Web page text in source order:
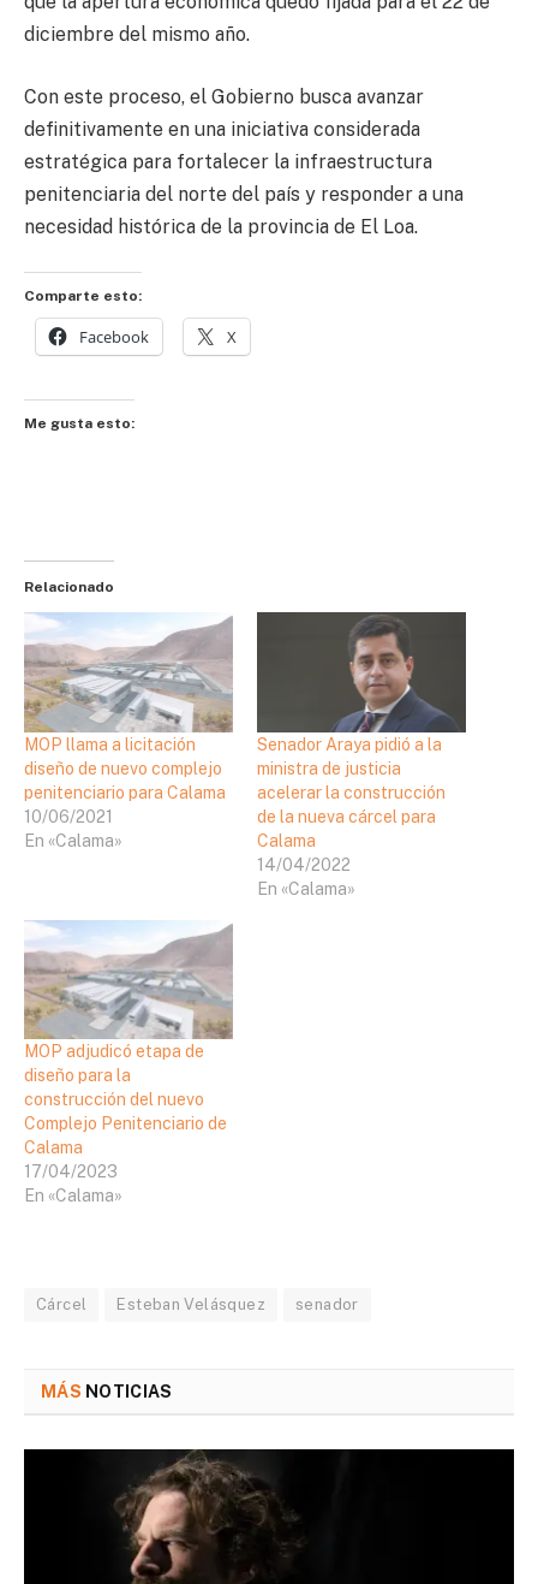
diciembre del mismo año.
Con este proceso, el Gobierno busca avanzar
definitivamente en una iniciativa considerada
estratégica para fortalecer la infraestructura
penitenciaria del norte del país y responder a una
necesidad histórica de la provincia de El Loa.
Comparte esto:
Facebook X
Me gusta esto:
Relacionado
MOP llama a licitación
diseño de nuevo complejo
penitenciario para Calama
10/06/2021
En «Calama»
Senador Araya pidió a la
ministra de justicia
acelerar la construcción
de la nueva cárcel para
Calama
14/04/2022
En «Calama»
MOP adjudicó etapa de
diseño para la
construcción del nuevo
Complejo Penitenciario de
Calama
17/04/2023
En «Calama»
Cárcel Esteban Velásquez senador
MÁS NOTICIAS